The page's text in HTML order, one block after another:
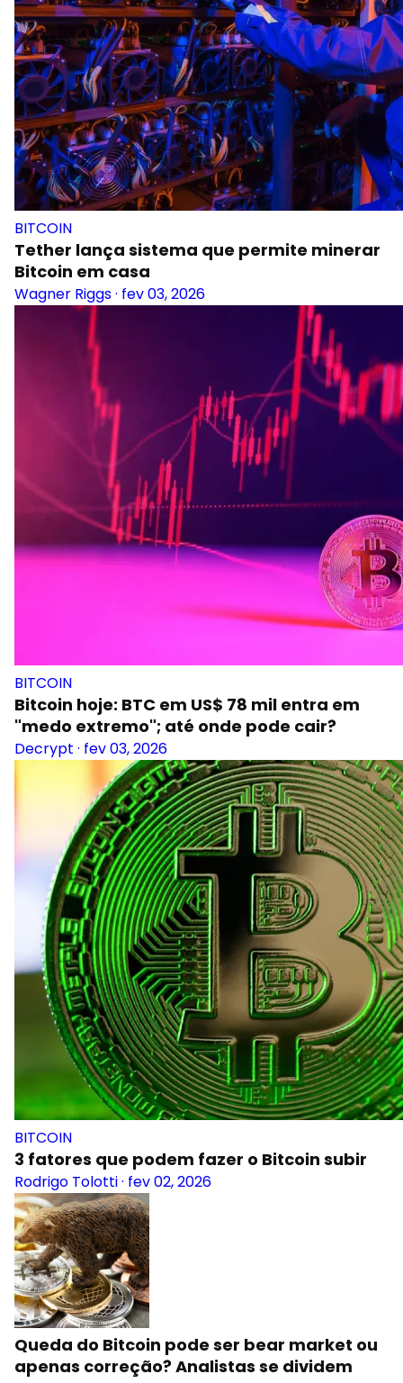
BITCOIN
Tether lança sistema que permite minerar
Bitcoin em casa
Wagner Riggs· fev 03, 2026
BITCOIN
Bitcoin hoje: BTC em US$ 78 mil entra em
"medo extremo"; até onde pode cair?
Decrypt · fev 03, 2026
BITCOIN
3 fatores que podem fazer o Bitcoin subir
Rodrigo Tolotti· fev 02, 2026
Queda do Bitcoin pode ser bear market ou
apenas correção? Analistas se dividem